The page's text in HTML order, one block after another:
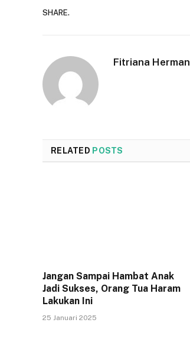
SHARE.
Fitriana Herman
RELATED POSTS
Jangan Sampai Hambat Anak
Jadi Sukses, Orang Tua Haram
Lakukan Ini
25 Januari 2025